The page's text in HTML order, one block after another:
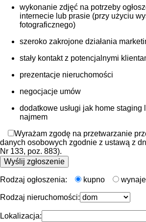
wykonanie zdjęć na potrzeby
internecie lub prasie (przy użyciu
fotograficznego)
szeroko zakrojone działania
stały kontakt z potencjalnymi
prezentacje nieruchomości
negocjacje umów
dodatkowe usługi jak home staging
najmem
Wyrażam zgodę na przetwarzanie
danych osobowych zgodnie z ustawą z
Nr 133, poz. 883).
Rodzaj ogłoszenia: kupno
Rodzaj nieruchomości:
Lokalizacja: